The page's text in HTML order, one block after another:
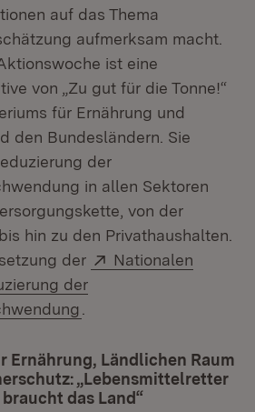
auf das Thema
aufmerksam macht.
ist eine
von „Zu gut für die Tonne!“
für Ernährung und
den Bundesländern. Sie
der
in allen Sektoren
von der
hin zu den Privathaushalten.
der
Extern:
Nationalen
der
Ernährung, Ländlichen Raum
„Lebensmittelretter
das Land“